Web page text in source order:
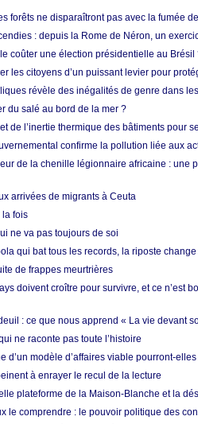
forêts ne disparaîtront pas avec la fumée
: depuis la Rome de Néron, un
coûter une élection présidentielle au Brésil
les citoyens d’un puissant levier pour
révèle des inégalités de genre dans
du salé au bord de la mer ?
de l’inertie thermique des bâtiments pour
confirme la pollution liée aux
de la chenille légionnaire africaine : une
arrivées de migrants à Ceuta
la fois
ne va pas toujours de soi
qui bat tous les records, la riposte
de frappes meurtrières
doivent croître pour survivre, et ce n’est
: ce que nous apprend « La vie devant
ne raconte pas toute l’histoire
d’un modèle d’affaires viable pourront-
à enrayer le recul de la lecture
plateforme de la Maison-Blanche et la
le comprendre : le pouvoir politique des